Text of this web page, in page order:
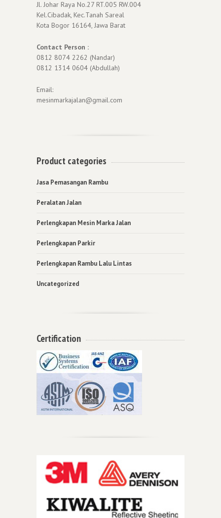
Jl. Johar Raya No.27 RT.005 RW.004
Kel.Cibadak, Kec.Tanah Sareal
Kota Bogor 16164, Jawa Barat
Contact Person :
0812 8074 2262 (Nandar)
0812 1314 0604 (Abdullah)
Email:
mesinmarkajalan@gmail.com
Product categories
Jasa Pemasangan Rambu
Peralatan Jalan
Perlengkapan Mesin Marka Jalan
Perlengkapan Parkir
Perlengkapan Rambu Lalu Lintas
Uncategorized
Certification